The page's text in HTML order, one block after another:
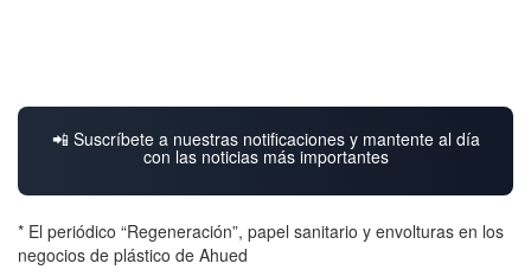
📲 Suscríbete a nuestras notificaciones y mantente al día
con las noticias más importantes
* El periódico “Regeneración”, papel sanitario y envolturas en los
negocios de plástico de Ahued